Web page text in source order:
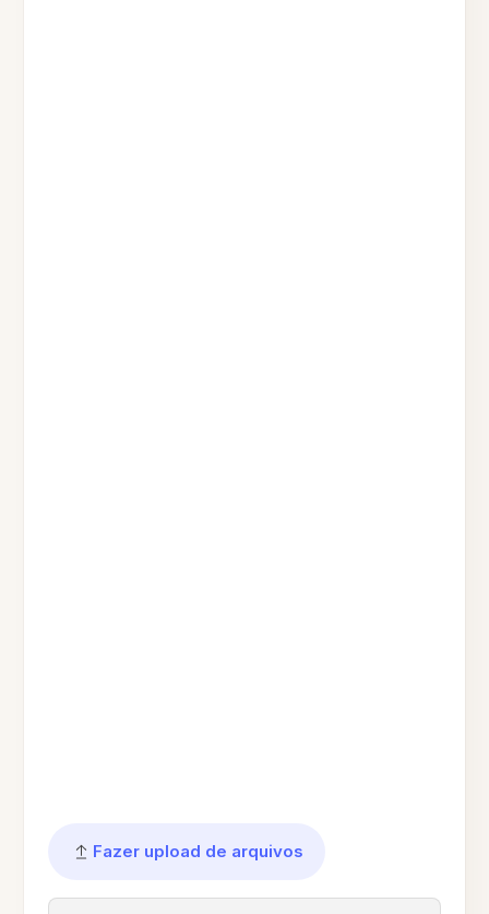
Fazer upload de arquivos